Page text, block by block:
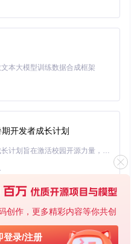
创作，更多精彩内容等你共创
登录/注册
后，他不仅完
的筛选功能，快速找到了与
一份特别的毕业纪念册。
过分析自己QQ空间的历史说
化。借助工具导出的Excel数
频词汇和发布时间规律，为内
些时间段更活跃
型内容的受欢迎程度
本大模型训练数据合成框架
开发者成长计划
「源启盛夏」暑期校园开发者成长计划旨在激活校园开源力量，通过积分激励、认证扶持、资源倾斜等形式，引导高校组织和开发者完成「入驻 — 建项目 — 做贡献 — 获认证 — 得资源」的完整闭环。无论你是想带领社团入驻平台的组织者，还是希望用代码贡献证明自己的开发者，都能在这里找到属于你的成长路径。
基于Python的Xiaozhi AI，适用于想要完整Xiaozhi体验而无需拥有专用硬件的用户。